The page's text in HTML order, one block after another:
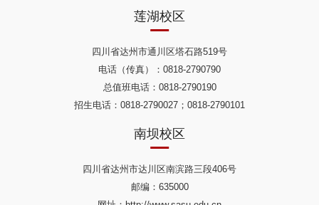
莲湖校区
四川省达州市通川区塔石路519号
电话（传真）：0818-2790790
总值班电话：0818-2790190
招生电话：0818-2790027；0818-2790101
南坝校区
四川省达州市达川区南滨路三段406号
邮编：635000